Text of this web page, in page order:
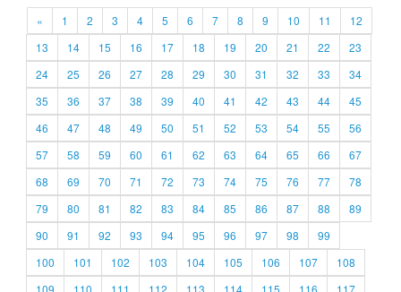
« 1 2 3 4 5 6 7 8 9 10 11
12
13
14 15 16 17 18 19 20 21 22
23
24
25 26 27 28 29 30 31 32 33
34
35
36 37 38 39 40 41 42 43 44
45
46
47 48 49 50 51 52 53 54 55
56
57
58 59 60 61 62 63 64 65 66
67
68
69 70 71 72 73 74 75 76 77
78
79
80 81 82 83 84 85 86 87 88
89
90
91 92 93 94 95 96 97 98
99
100
101 102 103 104 105 106 107
108
109
110 111 112 113 114 115 116
117